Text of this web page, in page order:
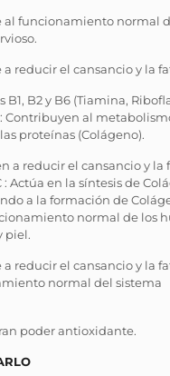
al funcionamiento normal
reducir el cansancio y la
B1, B2 y B6 (Tiamina,
Contribuyen al
proteínas (Colágeno).
a reducir el cansancio y la
Actúa en la síntesis de
a la formación de
normal de los
piel.
reducir el cansancio y la
normal del sistema
poder antioxidante.